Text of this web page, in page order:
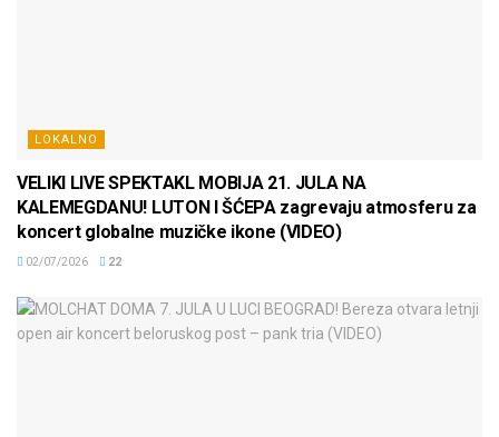
LOKALNO
VELIKI LIVE SPEKTAKL MOBIJA 21. JULA NA
KALEMEGDANU! LUTON I ŠĆEPA zagrevaju atmosferu za
koncert globalne muzičke ikone (VIDEO)
02/07/2026 22